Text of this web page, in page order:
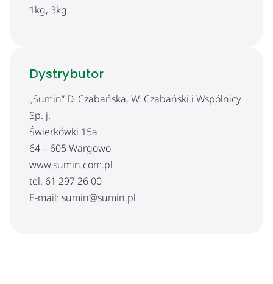
1kg, 3kg
Dystrybutor
„Sumin” D. Czabańska, W. Czabański i Wspólnicy
Sp. j.
Świerkówki 15a
64 – 605 Wargowo
www.sumin.com.pl
tel. 61 297 26 00
E-mail: sumin@sumin.pl